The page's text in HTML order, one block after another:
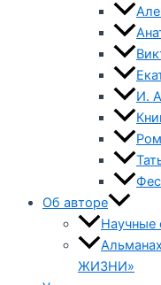
И.
Об авторе
Научные
ЖИЗНИ»